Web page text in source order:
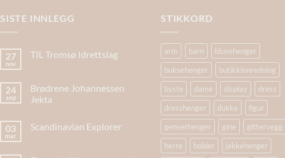
SISTE INNLEGG
27
nov
TIL Tromsø Idrettslag
24
sep
Brødrene Johannessen
Jekta
03
mar
Scandinavian Explorer
STIKKORD
arm barn
blusehenger
buksehenger
butikkinnredning
byste
dame display
dress
dresshenger
dukke
figur
genserhenger
gine
gittervegg
herre
holder jakkehenger